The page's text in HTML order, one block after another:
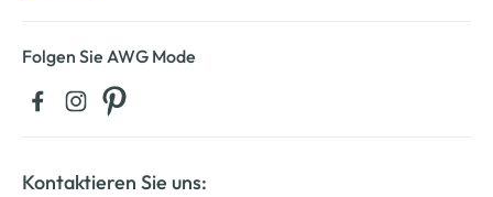
Folgen Sie AWG Mode
Kontaktieren Sie uns: